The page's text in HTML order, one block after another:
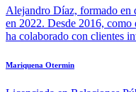
Alejandro Díaz, formado en
en 2022. Desde 2016,
ha colaborado con clientes
Mariquena Otermin